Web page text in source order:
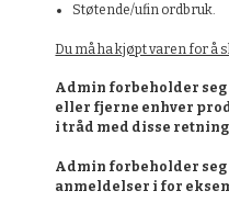
Støtende/ufin ordbruk.
Du må ha kjøpt varen for å
Admin forbeholder
eller fjerne enhver
i tråd med disse
Admin forbeholder
anmeldelser i for